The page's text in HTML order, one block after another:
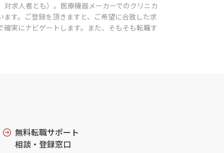
求人者とも）。医療機器メーカーでのクリニカ
す。ご登録を頂きますと、ご希望に合致した求
実にナビゲートします。また、そもそも転職す
無料転職サポート
相談・登録窓口